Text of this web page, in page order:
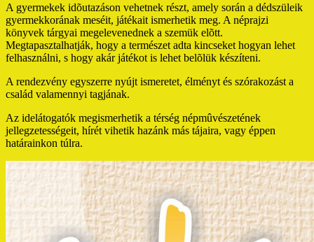
A gyermekek idõutazáson vehetnek részt, amely során a dédszüleik
gyermekkorának meséit, játékait ismerhetik meg. A néprajzi
könyvek tárgyai megelevenednek a szemük elõtt.
Megtapasztalhatják, hogy a természet adta kincseket hogyan lehet
felhasználni, s hogy akár játékot is lehet belõlük készíteni.
A rendezvény egyszerre nyújt ismeretet, élményt és szórakozást a
család valamennyi tagjának.
Az idelátogatók megismerhetik a térség népmûvészetének
jellegzetességeit, hírét vihetik hazánk más tájaira, vagy éppen
határainkon túlra.